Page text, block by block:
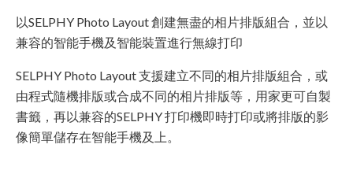
以SELPHY Photo Layout 創建無盡的相片排版組合，並以
兼容的智能手機及智能裝置進行無線打印
SELPHY Photo Layout 支援建立不同的相片排版組合，或
由程式隨機排版或合成不同的相片排版等，用家更可自製
書籤，再以兼容的SELPHY 打印機即時打印或將排版的影
像簡單儲存在智能手機及上。